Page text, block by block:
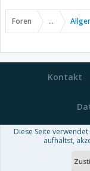
Foren ...
Kontakt
Forum
Diese Seite
aufhältst,